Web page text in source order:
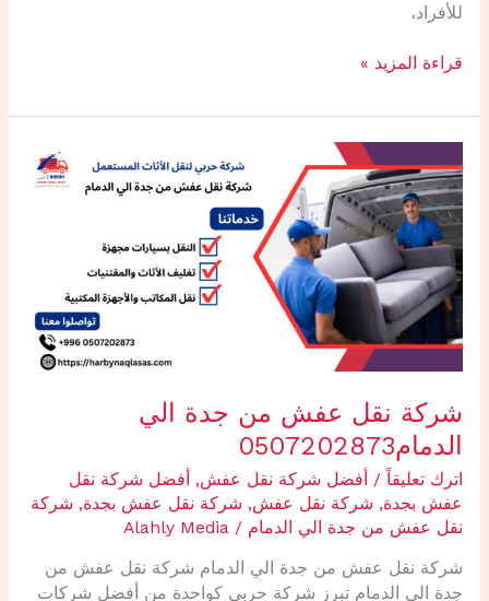
للأفراد،
قراءة المزيد »
شركة نقل عفش من جدة الي
الدمام0507202873
اترك تعليقاً / أفضل شركة نقل عفش,
أفضل شركة نقل
عفش بجدة, شركة نقل عفش, شركة نقل عفش بجدة, شركة
نقل عفش من جدة الي الدمام /
Alahly Media
‌شركة نقل عفش من جدة الي الدمام شركة نقل عفش من
جدة الي الدمام تبرز شركة حربي كواحدة من أفضل شركات
نقل
عفش
من
جدة
الي
الدمام0507202873